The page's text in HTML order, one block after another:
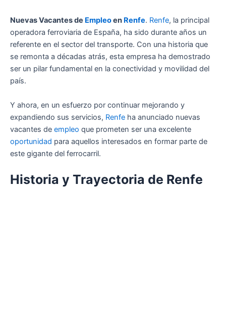
Nuevas Vacantes de Empleoen Renfe. Renfe, la principal
operadora ferroviaria de España, ha sido durante años un
referente en el sector del transporte. Con una historia que
se remonta a décadas atrás, esta empresa ha demostrado
ser un pilar fundamental en la conectividad y movilidad del
país.
Y ahora, en un esfuerzo por continuar mejorando y
expandiendo sus servicios, Renfe ha anunciado nuevas
vacantes de empleo que prometen ser una excelente
oportunidad para aquellos interesados en formar parte de
este gigante del ferrocarril.
Historia y Trayectoria de Renfe